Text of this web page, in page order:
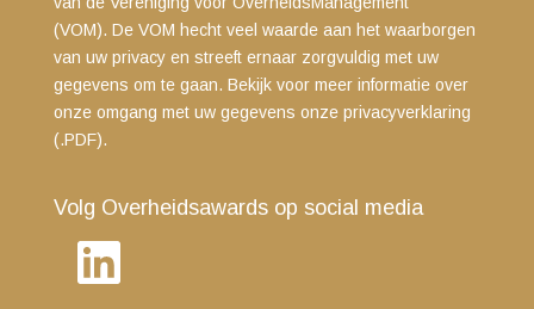
(VOM). De VOM hecht veel waarde aan het waarborgen
van uw privacy en streeft ernaar zorgvuldig met uw
gegevens om te gaan. Bekijk voor meer informatie over
onze omgang met uw gegevens onze privacyverklaring
(.PDF).
Volg Overheidsawards op social media
LinkedIn